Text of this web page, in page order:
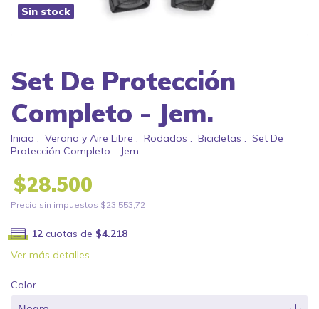
Set De Protección
Completo - Jem.
Inicio Verano y Aire Libre Rodados Bicicletas
Set De
Protección Completo - Jem.
$28.500
Precio sin impuestos $23.553,72
12cuotas de $4.218
Ver más detalles
Color
Sin stock